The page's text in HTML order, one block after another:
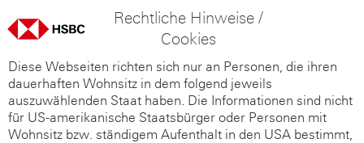
Rechtliche Hinweise /
Cookies
Diese Webseiten richten sich nur an Personen, die ihren
dauerhaften Wohnsitz in dem folgend jeweils
auszuwählenden Staat haben. Die Informationen sind nicht
für US-amerikanische Staatsbürger oder Personen mit
Wohnsitz bzw. ständigem Aufenthalt in den USA bestimmt,